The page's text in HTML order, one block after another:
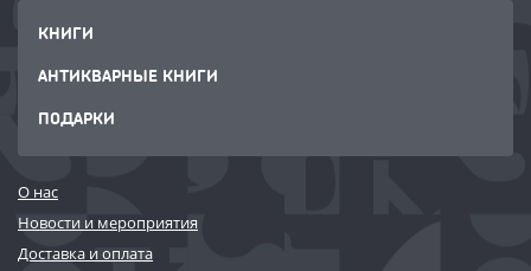
КНИГИ
АНТИКВАРНЫЕ КНИГИ
ПОДАРКИ
О нас
Новости и мероприятия
Доставка и оплата